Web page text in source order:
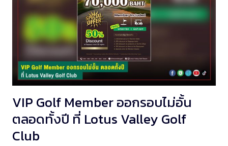
VIP Golf Member ออกรอบไม่อั้น
ตลอดทั้งปี ที่ Lotus Valley Golf
Club